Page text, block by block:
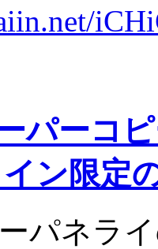
パーコ
ン限定
パネラ